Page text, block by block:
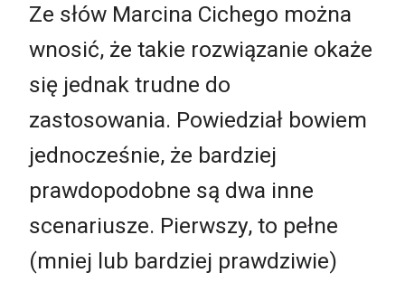
Ze słów Marcina Cichego można
wnosić, że takie rozwiązanie okaże
się jednak trudne do
zastosowania. Powiedział bowiem
jednocześnie, że bardziej
prawdopodobne są dwa inne
scenariusze. Pierwszy, to pełne
(mniej lub bardziej prawdziwie)